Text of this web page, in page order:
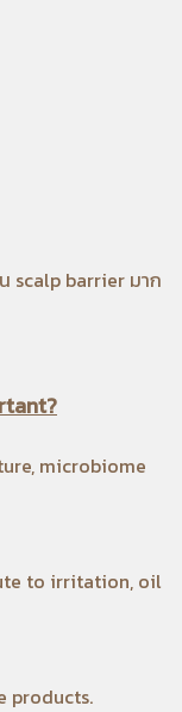
scalp barrier มาก
microbiome
to irritation, oil
products.